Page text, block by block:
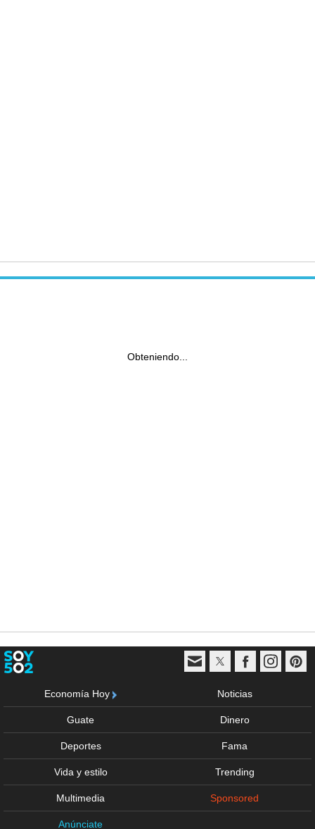
Obteniendo...
Economía Hoy Noticias
Guate Dinero
Deportes Fama
Vida y estilo Trending
Multimedia Sponsored
Anúnciate